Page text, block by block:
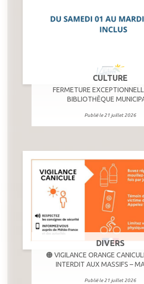
CULTURE
FERMETURE
BIBLIOTHĒQUE
Publié le 21 juillet 2026
DIVERS
🟠 VIGILANCE ORANGE
INTERDIT AUX MASSIFS –
Publié le 21 juillet 2026